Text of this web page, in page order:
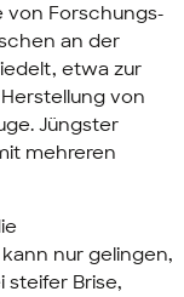
von Forschungs-
an der
etwa zur
von
Jüngster
mehreren
nur gelingen,
Brise,